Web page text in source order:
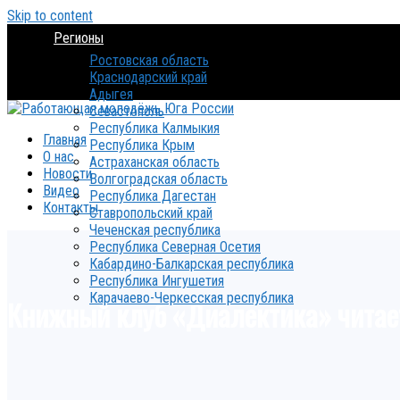
Skip to content
Регионы
Ростовская область
Краснодарский край
Адыгея
Севастополь
Республика Калмыкия
Республика Крым
Астраханская область
Волгоградская область
Республика Дагестан
Ставропольский край
Чеченская республика
Республика Северная Осетия
Кабардино-Балкарская республика
Республика Ингушетия
Карачаево-Черкесская республика
Главная
О нас
Новости
Видео
Контакты
Книжный клуб «Диалектика»